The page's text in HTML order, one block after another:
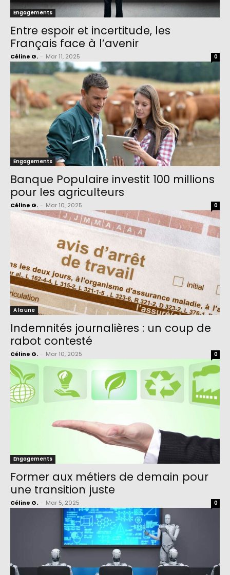
Engagements
Entre espoir et incertitude, les
Français face à l’avenir
Céline G. Mar 11, 2025 0
Engagements
Banque Populaire investit 100 millions
pour les agriculteurs
Céline G. Mar 10, 2025 0
A la une
Indemnités journalières : un coup de
rabot contesté
Céline G. Mar 10, 2025 0
Engagements
Former aux métiers de demain pour
une transition juste
Céline G. Mar 5, 2025 0